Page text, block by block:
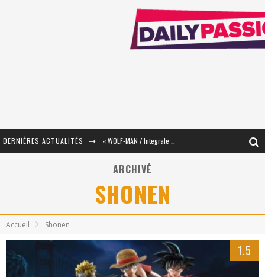
DERNIÈRES ACTUALITÉS
« Le Béton et le Bambou / Propositions pour Mayotte et le Monde. » - Améliorations !
PsyRiver 2026 : la magie revient sur les rives de l’Aar
ARCHIVÉ
SHONEN
Accueil Shonen
1.5